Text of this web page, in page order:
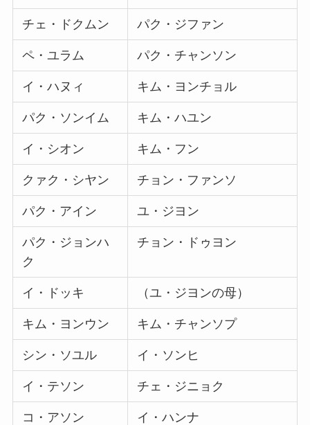
チェ・ドクムン パク・ジファン
ペ・ユラム パク・チャンソン
イ・ハヌィ キム・ヨンチョル
パク・ソンイム キム・ハユン
イ・シオン キム・フン
クァク・シヤン チョン・ファンソ
パク・アイン ユ・ジヨン
パク・ジョンハ
ク
チョン・ドゥヨン
イ・ドッキ （ユ・ジヨンの母）
キム・ヨンウン キム・チャンソプ
シン・ソユル イ・ソンヒ
イ・テソン チェ・ジニョク
コ・アソン イ・ハンナ